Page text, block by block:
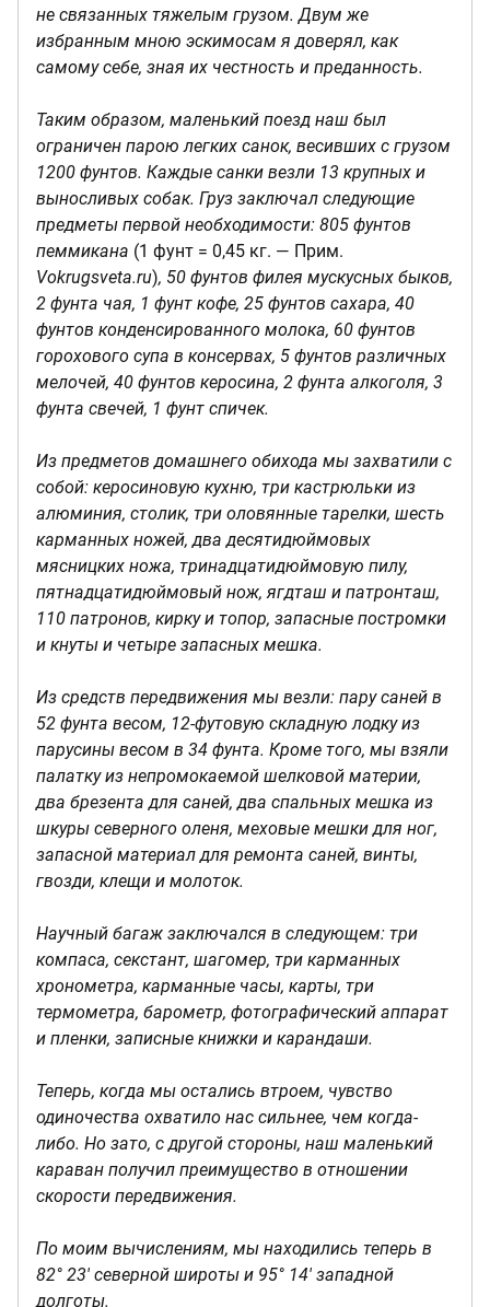
не связанных тяжелым грузом. Двум же
избранным мною эскимосам я доверял, как
самому себе, зная их честность и преданность.
Таким образом, маленький поезд наш был
ограничен парою легких санок, весивших с грузом
1200 фунтов. Каждые санки везли 13 крупных и
выносливых собак. Груз заключал следующие
предметы первой необходимости: 805 фунтов
пеммикана (1 фунт = 0,45 кг. — Прим.
Vokrugsveta.ru), 50 фунтов филея мускусных быков,
2 фунта чая, 1 фунт кофе, 25 фунтов сахара, 40
фунтов конденсированного молока, 60 фунтов
горохового супа в консервах, 5 фунтов различных
мелочей, 40 фунтов керосина, 2 фунта алкоголя, 3
фунта свечей, 1 фунт спичек.
Из предметов домашнего обихода мы захватили с
собой: керосиновую кухню, три кастрюльки из
алюминия, столик, три оловянные тарелки, шесть
карманных ножей, два десятидюймовых
мясницких ножа, тринадцатидюймовую пилу,
пятнадцатидюймовый нож, ягдташ и патронташ,
110 патронов, кирку и топор, запасные постромки
и кнуты и четыре запасных мешка.
Из средств передвижения мы везли: пару саней в
52 фунта весом, 12-футовую складную лодку из
парусины весом в 34 фунта. Кроме того, мы взяли
палатку из непромокаемой шелковой материи,
два брезента для саней, два спальных мешка из
шкуры северного оленя, меховые мешки для ног,
запасной материал для ремонта саней, винты,
гвозди, клещи и молоток.
Научный багаж заключался в следующем: три
компаса, секстант, шагомер, три карманных
хронометра, карманные часы, карты, три
термометра, барометр, фотографический аппарат
и пленки, записные книжки и карандаши.
Теперь, когда мы остались втроем, чувство
одиночества охватило нас сильнее, чем когда-
либо. Но зато, с другой стороны, наш маленький
караван получил преимущество в отношении
скорости передвижения.
По моим вычислениям, мы находились теперь в
82° 23' северной широты и 95° 14' западной
долготы.